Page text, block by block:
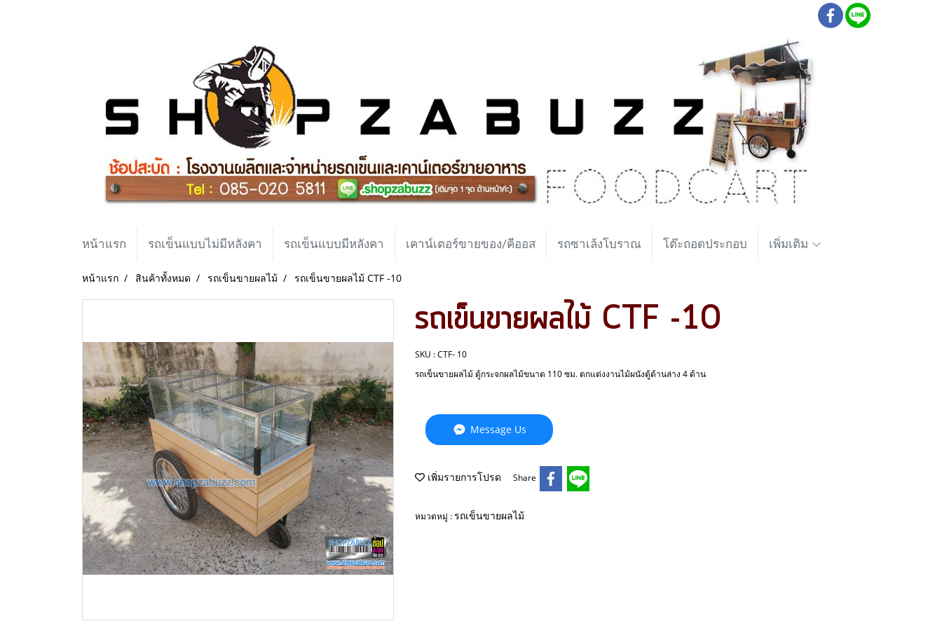
หน้าแรก รถเข็นแบบไม่มีหลังคา รถเข็นแบบมีหลังคา เคาน์เตอร์ขายของ/คีออส รถซาเล้งโบราณ โต๊ะถอดประกอบ เพิ่มเติม
หน้าแรก สินค้าทั้งหมด รถเข็นขายผลไม้ รถเข็นขายผลไม้ CTF -10
รถเข็นขายผลไม้ CTF -10
SKU : CTF- 10
รถเข็นขายผลไม้ ตู้กระจกผลไม้ขนาด 110 ซม. ตกแต่งงานไม้ผนังตู้ด้านล่าง 4 ด้าน
Message Us
เพิ่มรายการโปรด Share
หมวดหมู่ :รถเข็นขายผลไม้